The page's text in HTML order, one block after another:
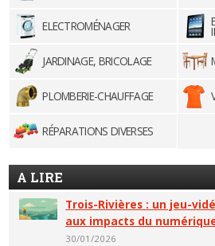
ELECTROMÉNAGER
JARDINAGE, BRICOLAGE
PLOMBERIE-CHAUFFAGE
RÉPARATIONS DIVERSES
A LIRE
Trois-Rivières : un jeu-
aux impacts du
30/01/2026